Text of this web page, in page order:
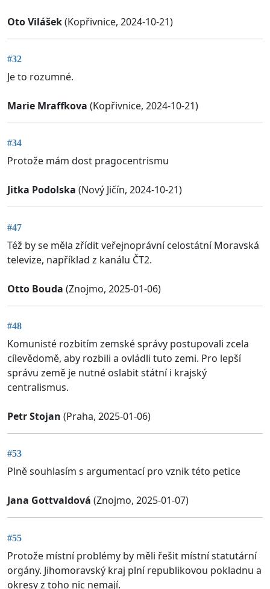
Oto Vilášek(Kopřivnice, 2024-10-21)
#32
Je to rozumné.
Marie Mraffkova (Kopřivnice, 2024-10-21)
#34
Protože mám dost pragocentrismu
Jitka Podolska (Nový Jičín, 2024-10-21)
#47
Též by se měla zřídit veřejnoprávní celostátní Moravská
televize, například z kanálu ČT2.
Otto Bouda (Znojmo, 2025-01-06)
#48
Komunisté rozbitím zemské správy postupovali zcela
cílevědomě, aby rozbili a ovládli tuto zemi. Pro lepší
správu země je nutné oslabit státní i krajský
centralismus.
Petr Stojan (Praha, 2025-01-06)
#53
Plně souhlasím s argumentací pro vznik této petice
Jana Gottvaldová (Znojmo, 2025-01-07)
#55
Protože místní problémy by měli řešit místní statutární
orgány. Jihomoravský kraj plní republikovou pokladnu a
okresy z toho nic nemají.